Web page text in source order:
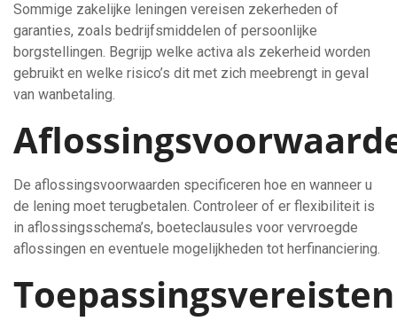
Sommige zakelijke leningen vereisen zekerheden of
garanties, zoals bedrijfsmiddelen of persoonlijke
borgstellingen. Begrijp welke activa als zekerheid worden
gebruikt en welke risico’s dit met zich meebrengt in geval
van wanbetaling.
De aflossingsvoorwaarden specificeren hoe en wanneer u
de lening moet terugbetalen. Controleer of er flexibiliteit is
in aflossingsschema’s, boeteclausules voor vervroegde
aflossingen en eventuele mogelijkheden tot herfinanciering.
Toepassingsvereisten